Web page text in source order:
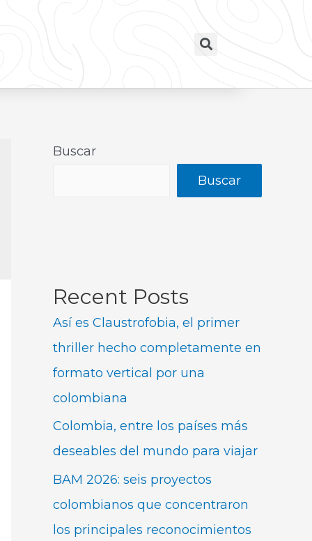
Buscar
Buscar
Recent Posts
Así es Claustrofobia, el primer
thriller hecho completamente en
formato vertical por una
colombiana
Colombia, entre los países más
deseables del mundo para viajar
BAM 2026: seis proyectos
colombianos que concentraron
los principales reconocimientos